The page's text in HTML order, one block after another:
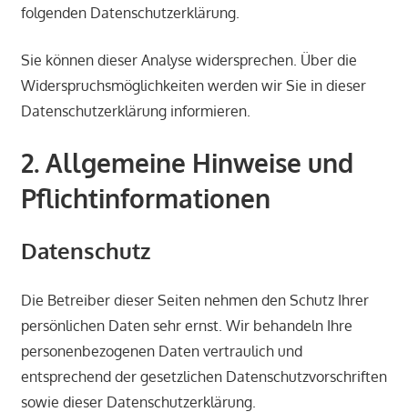
folgenden Datenschutzerklärung.
Sie können dieser Analyse widersprechen. Über die
Widerspruchsmöglichkeiten werden wir Sie in dieser
Datenschutzerklärung informieren.
2. Allgemeine Hinweise und
Pflichtinformationen
Datenschutz
Die Betreiber dieser Seiten nehmen den Schutz Ihrer
persönlichen Daten sehr ernst. Wir behandeln Ihre
personenbezogenen Daten vertraulich und
entsprechend der gesetzlichen Datenschutzvorschriften
sowie dieser Datenschutzerklärung.